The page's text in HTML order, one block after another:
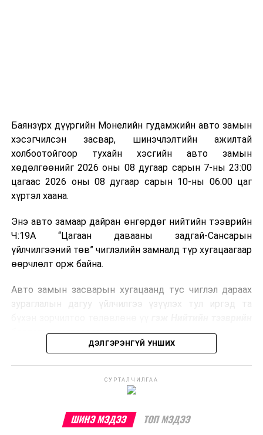
болон дулааны эрчим хүч үйлдвэрлэхэд ашиглаж
болдог. Зарим технологийн хувьд шаталтын дараа
үлдэх үнснээс фосфор зэрэг ашигт эрдсийг сэргээн
авах боломжтой аж.
байна. Тухайлбал, Германд лаг шатаах үйлдвэрээс
гарсан үнснээс фосфор сэргээн авах технологи
ашигладаг бол Нидерландад төвлөрсөн лаг
боловсруулах үйлдвэрүүдээр дулаан, цахилгаан
Ийнхүү лаг хатаах, шатаах технологийг лагийн
улсад өргөн ашиглаж байна.
Баянзүрх дүүргийн Монелийн гудамжийн авто замын
хэсэгчилсэн засвар, шинэчлэлтийн ажилтай
холбоотойгоор тухайн хэсгийн авто замын
хөдөлгөөнийг 2026 оны 08 дугаар сарын 7-ны 23:00
цагаас 2026 оны 08 дугаар сарын 10-ны 06:00 цаг
хүртэл хаана.
Энэ авто замаар дайран өнгөрдөг нийтийн тээврийн
Ч:19А “Цагаан давааны задгай-Сансарын
үйлчилгээний төв” чиглэлийн замналд түр хугацаагаар
өөрчлөлт орж байна.
Авто замын засварын хугацаанд тус чиглэл дараах
зураглалын дагуу үйлчилгээ үзүүлэх тул иргэд та
бодлогын газраас мэдээллээ.
ДЭЛГЭРЭНГҮЙ УНШИХ
СУРТАЛЧИЛГАА
ШИНЭ МЭДЭЭ ТОП МЭДЭЭ